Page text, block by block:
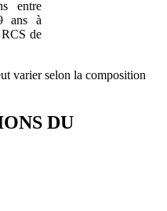
entre
ans à
de
varier selon la composition
DU